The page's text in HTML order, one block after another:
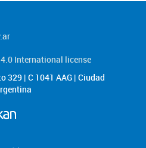
International license
329 | C 1041 AAG | Ciudad